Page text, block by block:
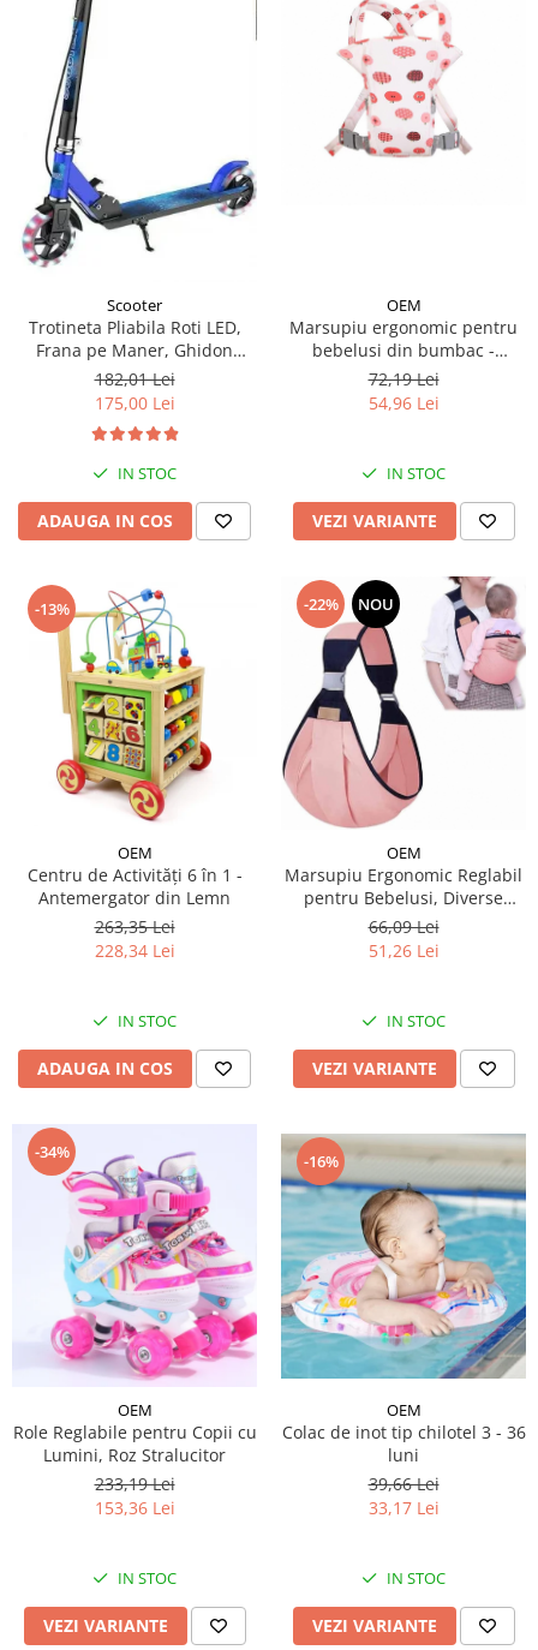
Scooter
Trotineta Pliabila Roti LED,
Frana pe Maner, Ghidon
Reglabil - Albastru
182,01 Lei
175,00 Lei
IN STOC
ADAUGA IN COS
OEM
Marsupiu ergonomic pentru
bebelusi din bumbac -
modele diferite
72,19 Lei
54,96 Lei
IN STOC
VEZI VARIANTE
-13%
OEM
Centru de Activități 6 în 1 -
Antemergator din Lemn
263,35 Lei
228,34 Lei
IN STOC
ADAUGA IN COS
-22% NOU
OEM
Marsupiu Ergonomic Reglabil
pentru Bebelusi, Diverse
Culori
66,09 Lei
51,26 Lei
IN STOC
VEZI VARIANTE
-34%
OEM
Role Reglabile pentru Copii cu
Lumini, Roz Stralucitor
233,19 Lei
153,36 Lei
IN STOC
VEZI VARIANTE
-16%
OEM
Colac de inot tip chilotel 3 - 36
luni
39,66 Lei
33,17 Lei
IN STOC
VEZI VARIANTE